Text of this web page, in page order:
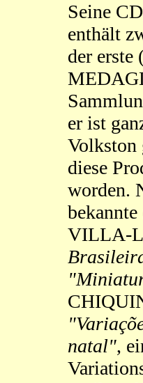
Seine
enthält
der erste
er ist
Volkston
diese
worden.
VILLA-
natal",